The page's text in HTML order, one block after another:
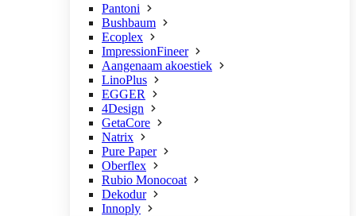
Pantoni
Bushbaum
Ecoplex
ImpressionFineer
Aangenaam akoestiek
LinoPlus
EGGER
4Design
GetaCore
Natrix
Pure Paper
Oberflex
Rubio Monocoat
Dekodur
Innoply